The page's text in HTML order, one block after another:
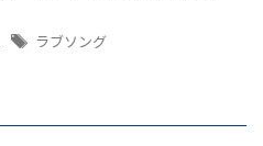
ラブソング